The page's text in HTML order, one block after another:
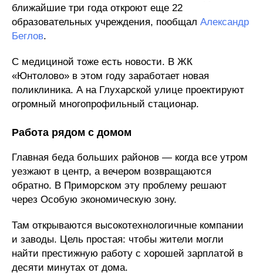
ближайшие три года откроют еще 22
образовательных учреждения, пообщал Александр
Беглов.
С медициной тоже есть новости. В ЖК
«Юнтолово» в этом году заработает новая
поликлиника. А на Глухарской улице проектируют
огромный многопрофильный стационар.
Работа рядом с домом
Главная беда больших районов — когда все утром
уезжают в центр, а вечером возвращаются
обратно. В Приморском эту проблему решают
через Особую экономическую зону.
Там открываются высокотехнологичные компании
и заводы. Цель простая: чтобы жители могли
найти престижную работу с хорошей зарплатой в
десяти минутах от дома.